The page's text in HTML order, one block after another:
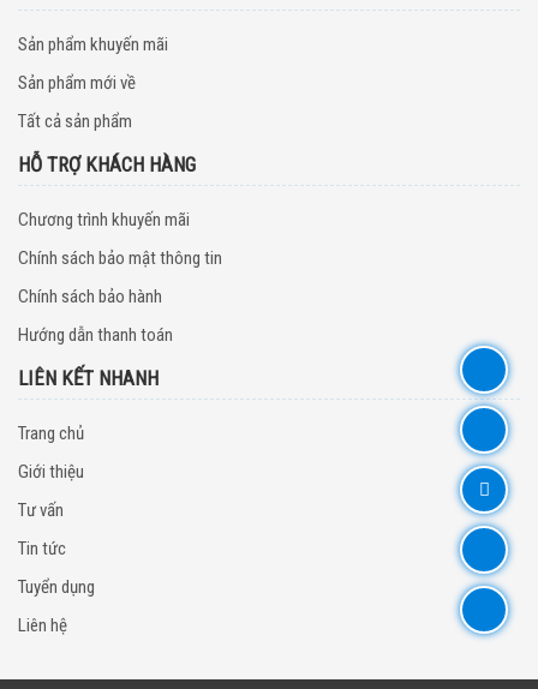
Sản phẩm khuyến mãi
Sản phẩm mới về
Tất cả sản phẩm
HỖ TRỢ KHÁCH HÀNG
Chương trình khuyến mãi
Chính sách bảo mật thông tin
Chính sách bảo hành
Hướng dẫn thanh toán
LIÊN KẾT NHANH
Trang chủ
Giới thiệu
Tư vấn
Tin tức
Tuyển dụng
Liên hệ